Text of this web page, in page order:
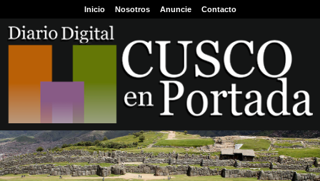
Inicio Nosotros Anuncie Contacto